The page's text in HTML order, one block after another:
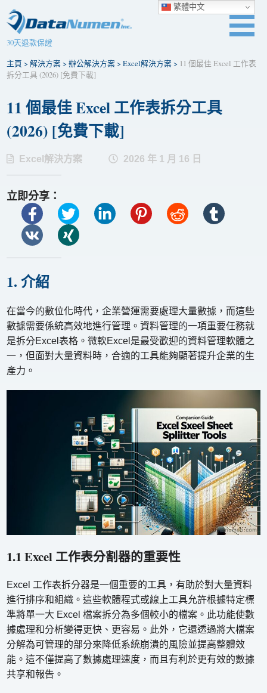
30天退款保證
主頁 >解決方案>辦公解決方案>Excel解決方案> 11 個最佳 Excel 工作表
拆分工具 (2026) [免費下載]
11 個最佳 Excel 工作表拆分工具
(2026) [免費下載]
Excel解決方案 2026 年 1 月 16 日
立即分享：
1. 介紹
在當今的數位化時代，企業營運需要處理大量數據，而這些
數據需要係統高效地進行管理。資料管理的一項重要任務就
是拆分Excel表格。微軟Excel是最受歡迎的資料管理軟體之
一，但面對大量資料時，合適的工具能夠顯著提升企業的生
產力。
1.1 Excel 工作表分割器的重要性
Excel 工作表拆分器是一個重要的工具，有助於對大量資料
進行排序和組織。這些軟體程式或線上工具允許根據特定標
準將單一大 Excel 檔案拆分為多個較小的檔案。此功能使數
據處理和分析變得更快、更容易。此外，它還透過將大檔案
分解為可管理的部分來降低系統崩潰的風險並提高整體效
能。這不僅提高了數據處理速度，而且有利於更有效的數據
共享和報告。
繁體中文